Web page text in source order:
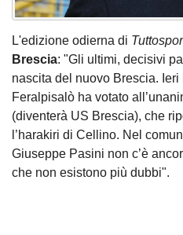
L'edizione odierna di
Brescia: "Gli ultimi, decisivi
nascita del nuovo Brescia.
Feralpisalò ha votato
(diventerà US Brescia), che
l’harakiri di Cellino. Nel
Giuseppe Pasini non c’è
che non esistono più dubbi".